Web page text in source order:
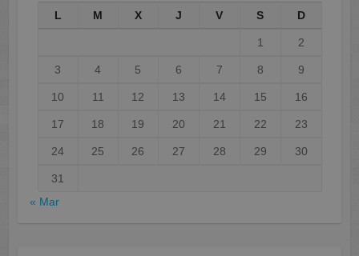
L M X J V S D
1 2
3 4 5 6 7 8 9
10 11 12 13 14 15 16
17 18 19 20 21 22 23
24 25 26 27 28 29 30
31
« Mar